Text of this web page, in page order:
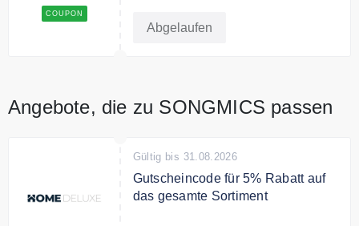
COUPON
Abgelaufen
Angebote, die zu SONGMICS passen
Gültig bis 31.08.2026
Gutscheincode für 5% Rabatt auf
das gesamte Sortiment